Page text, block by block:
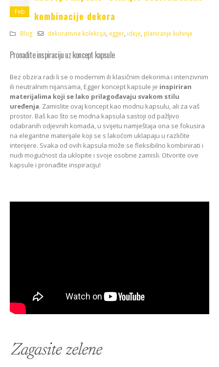
Feb
kombinacije dekora
Blog dekorativna kolekcija egger ideje planiranje kuhinje
Pronađite inspiraciju uz koncept kapsule
Bez obzira radi li se o modernim ili klasičnim dekorima i intenzivnim
ili neutralnim nijansama, Egger koncept kapsule je inspiriran
materijalima koji se lako prilagođavaju svakom stilu
uređenja. Zamislite ovaj koncept kao modnu kapsulu, ali za vaš
prostor. Baš kao što se modna kapsula sastoji od pažljivo
odabranih odjevnih komada, u svijetu namještaja ona se fokusira
na elegantne materijale koji se s lakoćom uklapaju u različite
interijere. Svaka od ovih kapsula može se fleksibilno kombinirati i
nudi mogućnost da uklopite i svoje osobne zamisli. Otvorite ove
kapsule i pronađite inspiraciju!
Kako odabrati pravi
format podnih daski?
15/01/2025
podove
15/01/2025
13/07/2026
spaja i najzahtjevnije
kutove
12/05/2026